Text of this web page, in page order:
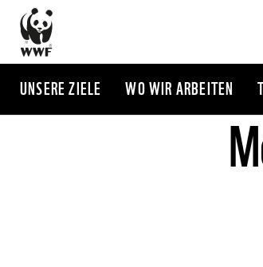
Direkt
zum
Inhalt
UNSERE ZIELE WO WIR ARBEITEN